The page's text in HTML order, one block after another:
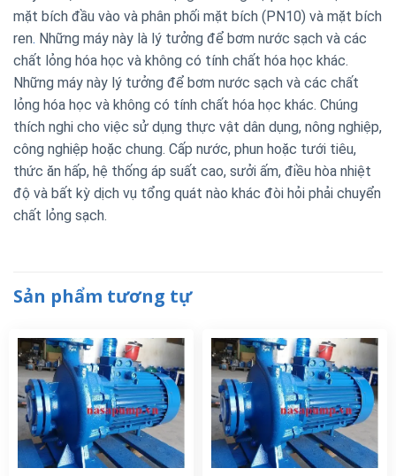
mặt bích đầu vào và phân phối mặt bích (PN10) và mặt bích
ren. Những máy này là lý tưởng để bơm nước sạch và các
chất lỏng hóa học và không có tính chất hóa học khác.
Những máy này lý tưởng để bơm nước sạch và các chất
lỏng hóa học và không có tính chất hóa học khác. Chúng
thích nghi cho việc sử dụng thực vật dân dụng, nông nghiệp,
công nghiệp hoặc chung. Cấp nước, phun hoặc tưới tiêu,
thức ăn hấp, hệ thống áp suất cao, sưởi ấm, điều hòa nhiệt
độ và bất kỳ dịch vụ tổng quát nào khác đòi hỏi phải chuyển
chất lỏng sạch.
Sản phẩm tương tự